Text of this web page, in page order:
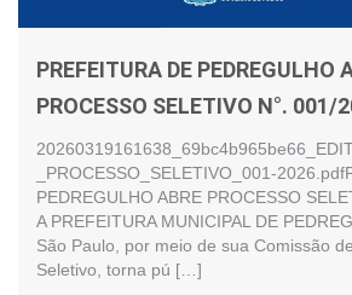
PREFEITURA DE PEDREGULHO
PROCESSO SELETIVO N°. 001/
_PROCESSO_SELETIVO_001-
PEDREGULHO ABRE PROCESSO
A PREFEITURA MUNICIPAL DE
São Paulo, por meio de sua Comissão
Seletivo, torna pú […]